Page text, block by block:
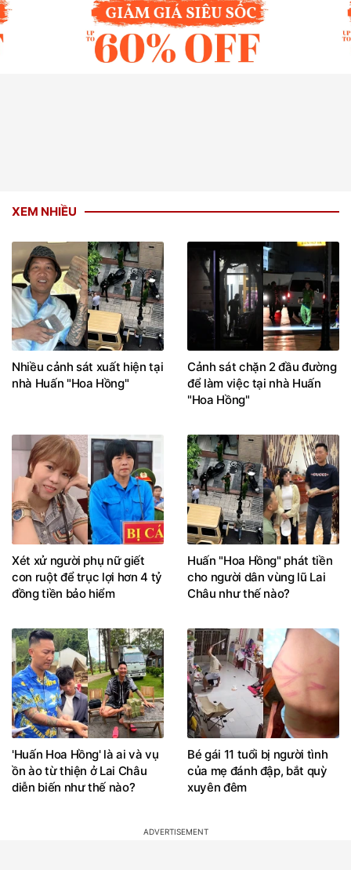
XEM NHIỀU
Nhiều cảnh sát xuất hiện tại
nhà Huấn "Hoa Hồng"
Cảnh sát chặn 2 đầu đường
để làm việc tại nhà Huấn
"Hoa Hồng"
Xét xử người phụ nữ giết
con ruột để trục lợi hơn 4 tỷ
đồng tiền bảo hiểm
Huấn "Hoa Hồng" phát tiền
cho người dân vùng lũ Lai
Châu như thế nào?
'Huấn Hoa Hồng' là ai và vụ
ồn ào từ thiện ở Lai Châu
diễn biến như thế nào?
Bé gái 11 tuổi bị người tình
của mẹ đánh đập, bắt quỳ
xuyên đêm